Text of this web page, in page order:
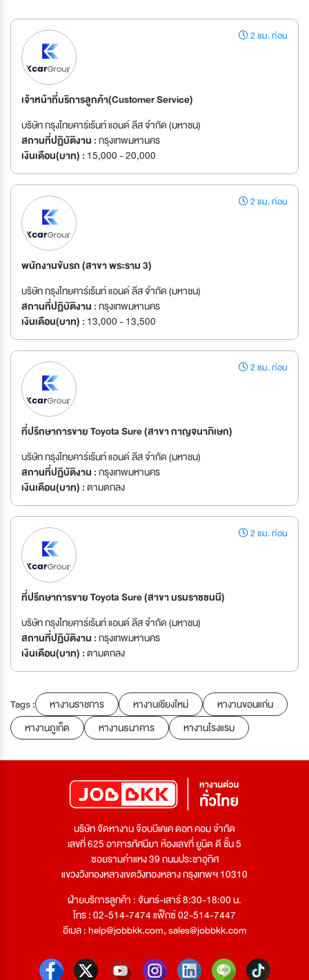
2 ชม. ก่อน
เจ้าหน้าที่บริการลูกค้า(Customer Service)
บริษัท กรุงไทยคาร์เร้นท์ แอนด์ ลีส จำกัด (มหาชน)
สถานที่ปฏิบัติงาน :กรุงเทพมหานคร
เงินเดือน(บาท) : 15,000 - 20,000
2 ชม. ก่อน
พนักงานขับรถ (สาขา พระราม 3)
บริษัท กรุงไทยคาร์เร้นท์ แอนด์ ลีส จำกัด (มหาชน)
สถานที่ปฏิบัติงาน :กรุงเทพมหานคร
เงินเดือน(บาท) : 13,000 - 13,500
2 ชม. ก่อน
ที่ปรึกษาการขาย Toyota Sure (สาขา กาญจนาภิเษก)
บริษัท กรุงไทยคาร์เร้นท์ แอนด์ ลีส จำกัด (มหาชน)
สถานที่ปฏิบัติงาน :กรุงเทพมหานคร
เงินเดือน(บาท) :ตามตกลง
2 ชม. ก่อน
ที่ปรึกษาการขาย Toyota Sure (สาขา บรมราชชนนี)
บริษัท กรุงไทยคาร์เร้นท์ แอนด์ ลีส จำกัด (มหาชน)
สถานที่ปฏิบัติงาน :กรุงเทพมหานคร
เงินเดือน(บาท) :ตามตกลง
Tags : หางานราชการ หางานเชียงใหม่
หางานขอนแก่น
หางานภูเก็ต
หางานธนาคาร หางานโรงแรม
บริษัท จัดหางาน จ๊อบบีเคเค ดอท คอม จำกัด
เลขที่ 625 อาคารทัศนียา ห้องเลขที่ ยูนิต ดี ชั้น 5
ซอยรามคำแหง 39 ถนนประชาอุทิศ
แขวงวังทองหลางเขตวังทองหลาง กรุงเทพฯ 10310
ฝ่ายบริการลูกค้า : จันทร์-เสาร์ 8:30-18:00 น.
โทร : 02-514-7474 แฟ็กซ์ 02-514-7447
อีเมล :help@jobbkk.com,sales@jobbkk.com